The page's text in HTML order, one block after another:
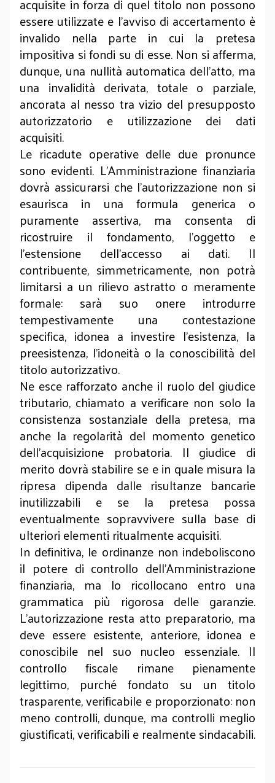
essere utilizzate e l’avviso di accertamento è
invalido nella parte in cui la pretesa
impositiva si fondi su di esse. Non si afferma,
dunque, una nullità automatica dell’atto, ma
una invalidità derivata, totale o parziale,
ancorata al nesso tra vizio del presupposto
autorizzatorio e utilizzazione dei dati
acquisiti.
Le ricadute operative delle due pronunce
sono evidenti. L’Amministrazione finanziaria
dovrà assicurarsi che l’autorizzazione non si
esaurisca in una formula generica o
puramente assertiva, ma consenta di
ricostruire il fondamento, l’oggetto e
l’estensione dell’accesso ai dati. Il
contribuente, simmetricamente, non potrà
limitarsi a un rilievo astratto o meramente
formale: sarà suo onere introdurre
tempestivamente una contestazione
specifica, idonea a investire l’esistenza, la
preesistenza, l’idoneità o la conoscibilità del
titolo autorizzativo.
Ne esce rafforzato anche il ruolo del giudice
tributario, chiamato a verificare non solo la
consistenza sostanziale della pretesa, ma
anche la regolarità del momento genetico
dell’acquisizione probatoria. Il giudice di
merito dovrà stabilire se e in quale misura la
ripresa dipenda dalle risultanze bancarie
inutilizzabili e se la pretesa possa
eventualmente sopravvivere sulla base di
ulteriori elementi ritualmente acquisiti.
In definitiva, le ordinanze non indeboliscono
il potere di controllo dell’Amministrazione
finanziaria, ma lo ricollocano entro una
grammatica più rigorosa delle garanzie.
L’autorizzazione resta atto preparatorio, ma
deve essere esistente, anteriore, idonea e
conoscibile nel suo nucleo essenziale. Il
controllo fiscale rimane pienamente
legittimo, purché fondato su un titolo
trasparente, verificabile e proporzionato: non
meno controlli, dunque, ma controlli meglio
giustificati, verificabili e realmente sindacabili.